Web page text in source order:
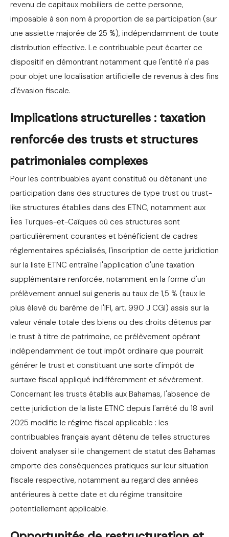
revenu de capitaux mobiliers de cette personne,
imposable à son nom à proportion de sa participation (sur
une assiette majorée de 25 %), indépendamment de toute
distribution effective. Le contribuable peut écarter ce
dispositif en démontrant notamment que l'entité n'a pas
pour objet une localisation artificielle de revenus à des fins
d'évasion fiscale.
Implications structurelles : taxation
renforcée des trusts et structures
patrimoniales complexes
Pour les contribuables ayant constitué ou détenant une
participation dans des structures de type trust ou trust-
like structures établies dans des ETNC, notamment aux
Îles Turques-et-Caïques où ces structures sont
particulièrement courantes et bénéficient de cadres
réglementaires spécialisés, l'inscription de cette juridiction
sur la liste ETNC entraîne l'application d'une taxation
supplémentaire renforcée, notamment en la forme d'un
prélèvement annuel sui generis au taux de 1,5 % (taux le
plus élevé du barème de l'IFI, art. 990 J CGI) assis sur la
valeur vénale totale des biens ou des droits détenus par
le trust à titre de patrimoine, ce prélèvement opérant
indépendamment de tout impôt ordinaire que pourrait
générer le trust et constituant une sorte d'impôt de
surtaxe fiscal appliqué indifféremment et sévèrement.
Concernant les trusts établis aux Bahamas, l'absence de
cette juridiction de la liste ETNC depuis l'arrêté du 18 avril
2025 modifie le régime fiscal applicable : les
contribuables français ayant détenu de telles structures
doivent analyser si le changement de statut des Bahamas
emporte des conséquences pratiques sur leur situation
fiscale respective, notamment au regard des années
antérieures à cette date et du régime transitoire
potentiellement applicable.